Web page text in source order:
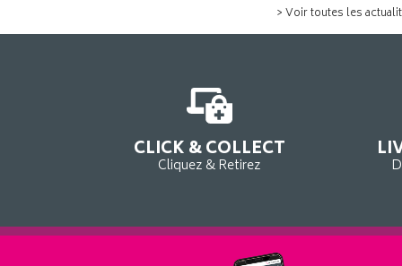
> Voir toutes les
CLICK & COLLECT
Cliquez & Retirez